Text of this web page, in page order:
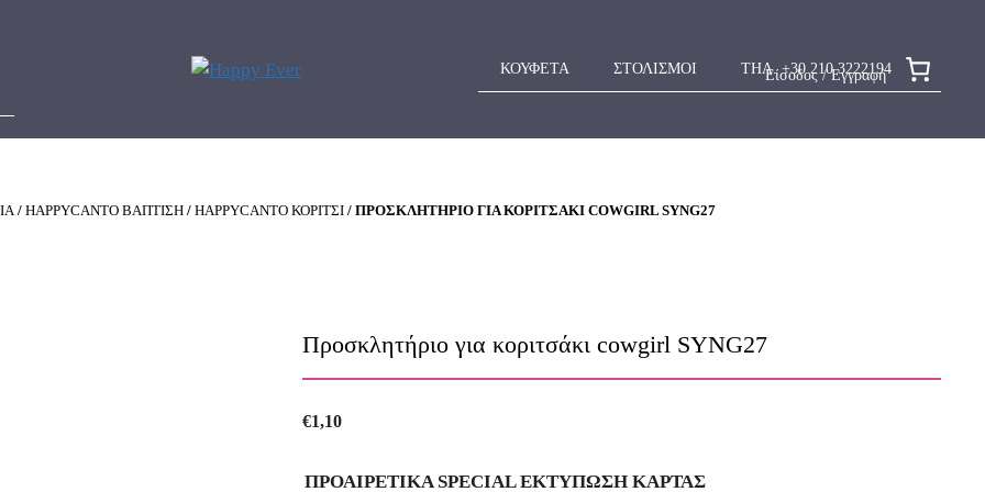
Είσοδος / Εγγραφή
ΚΟΥΦΕΤΑ ΣΤΟΛΙΣΜΟΙ ΤΗΛ. +30 210 3222194
/ HAPPYCANTO ΒΑΠΤΙΣΗ / HAPPYCANTO ΚΟΡΙΤΣΙ / ΠΡΟΣΚΛΗΤΉΡΙΟ ΓΙΑ ΚΟΡΙΤΣΆΚΙ COWGIRL SYNG27
Προσκλητήριο για κοριτσάκι cowgirl SYNG27
€1,10
ΠΡΟΑΙΡΕΤΙΚΑ SPECIAL ΕΚΤΥΠΩΣΗ KAΡΤΑΣ